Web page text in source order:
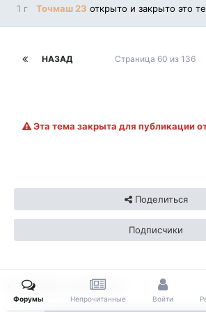
1 г Точмаш 23 открыто и закрыто это
НАЗАД Страница 60 из 136
Эта тема закрыта для публикации
Поделиться
Подписчики
Перейти к списку тем
Форумы Непрочитанные Войти